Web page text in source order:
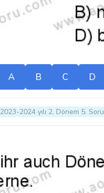
A B C D
2023-2024 yılı 2. Dönem 5. Soru